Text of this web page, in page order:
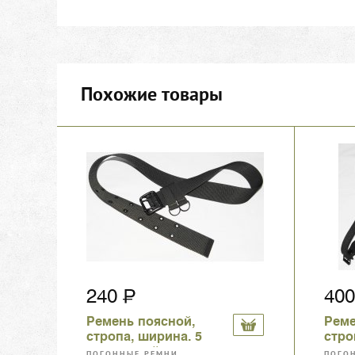
Похожие товары
240
Ремень поясной,
стропа, ширина. 5
см, черный, с
400